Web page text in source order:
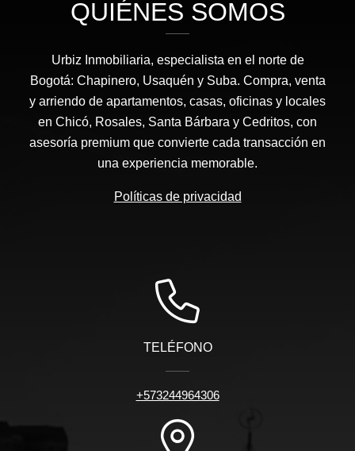
QUIÉNES SOMOS
Urbiz Inmobiliaria, especialista en el norte de
Bogotá: Chapinero, Usaquén y Suba. Compra, venta
y arriendo de apartamentos, casas, oficinas y locales
en Chicó, Rosales, Santa Bárbara y Cedritos, con
asesoría premium que convierte cada transacción en
una experiencia memorable.
Políticas de privacidad
TELÉFONO
+573244964306